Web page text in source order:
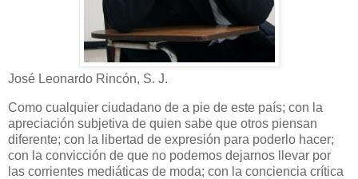
José Leonardo Rincón, S. J.
Como cualquier ciudadano de a pie de este país; con la
apreciación subjetiva de quien sabe que otros piensan
diferente; con la libertad de expresión para poderlo hacer;
con la convicción de que no podemos dejarnos llevar por
las corrientes mediáticas de moda; con la conciencia crítica